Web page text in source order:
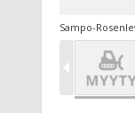
Sampo-